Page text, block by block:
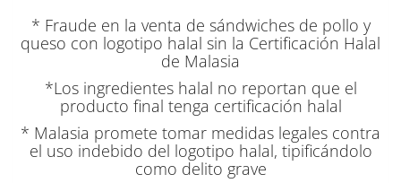
* Fraude en la venta de sándwiches de pollo y
queso con logotipo halal sin la Certificación Halal
de Malasia
*Los ingredientes halal no reportan que el
producto final tenga certificación halal
* Malasia promete tomar medidas legales contra
el uso indebido del logotipo halal, tipificándolo
como delito grave